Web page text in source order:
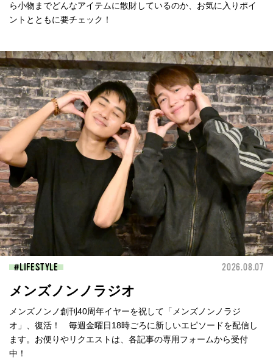
ら小物までどんなアイテムに散財しているのか、お気に入りポイ
ントとともに要チェック！
LIFESTYLE 2026.08.07
メンズノンノラジオ
メンズノンノ創刊40周年イヤーを祝して「メンズノンノラジ
オ」、復活！ 毎週金曜日18時ごろに新しいエピソードを配信し
ます。お便りやリクエストは、各記事の専用フォームから受付
中！